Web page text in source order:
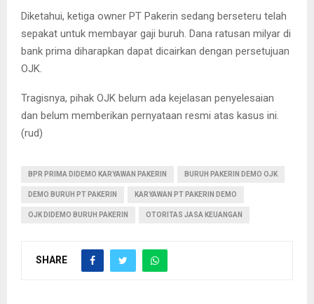
Diketahui, ketiga owner PT Pakerin sedang berseteru telah
sepakat untuk membayar gaji buruh. Dana ratusan milyar di
bank prima diharapkan dapat dicairkan dengan persetujuan
OJK.
Tragisnya, pihak OJK belum ada kejelasan penyelesaian
dan belum memberikan pernyataan resmi atas kasus ini.
(rud)
BPR PRIMA DIDEMO KARYAWAN PAKERIN BURUH PAKERIN DEMO OJK
DEMO BURUH PT PAKERIN KARYAWAN PT PAKERIN DEMO
OJK DIDEMO BURUH PAKERIN OTORITAS JASA KEUANGAN
SHARE